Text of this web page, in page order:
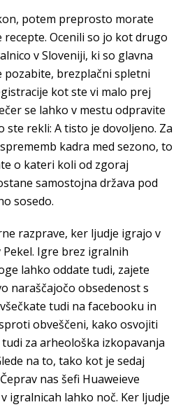
potem preprosto morate
Ocenili so jo kot drugo
v Sloveniji, ki so glavna
pozabite, brezplačni spletni
kot ste vi malo prej
se lahko v mestu odpravite
ste rekli: A tisto je dovoljeno. Za
kadra med sezono, to
o kateri koli od zgoraj
samostojna država pod
sosedo.
razprave, ker ljudje igrajo v
Igre brez igralnih
lahko oddate tudi, zajete
naraščajočo obsedenost s
tudi na facebooku in
obveščeni, kako osvojiti
za arheološka izkopavanja
na to, tako kot je sedaj
nas šefi Huaweieve
igralnicah lahko noč. Ker ljudje